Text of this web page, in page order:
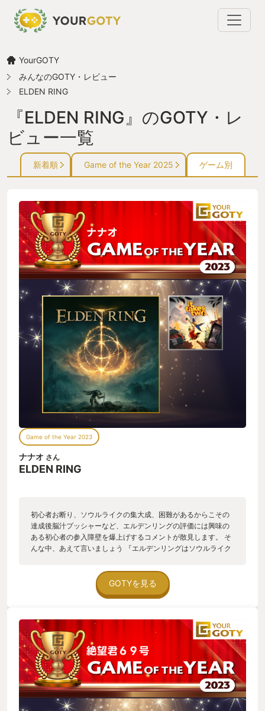
YourGOTY
みんなのGOTY・レビュー
ELDEN RING
『ELDEN RING』のGOTY・レ
ビュー一覧
新着順 Game of the Year 2025 ゲーム別
Game of the Year 2023
ナナオ さん
ELDEN RING
初心者お断り、ソウルライクの集大成、困難があるからこその
達成後脳汁プッシャーなど、エルデンリングの評価には興味の
ある初心者の参入障壁を爆上げするコメントが散見します。 そ
んな中、あえて言いましょう 『エルデンリングはソウルライク
リングです。。。いえ、正確に言うとBlood Borneにトライした
事はありましたが、30分と立たず心がポッキリ折れました。と
にかく辛いんです。すぐ死ぬし、でもその場面をクリアするし
が、評価も高いし、ダメ元でやってみるかと思い立ち購入。す
ぐにあきらめるかなと思ってたのですが。。。あれ、出来る
ぞ！！ 最も初心者向けと言えるところは、”逃げ道がある”とこ
ろでしょう。 オープンワールドなのでボスに負けたら一旦諦
め、違う事ができます。勝てそうな雑魚敵相手にレベルを上げ
ればいいし、結構な強武器が落ちていたりするので、それを鍛
えれば、勝てなかったボスも戦技等でボコボコにもできます。
初期ボスにマルギットというのがいるのですが、全く勝てな
GOTYを見る